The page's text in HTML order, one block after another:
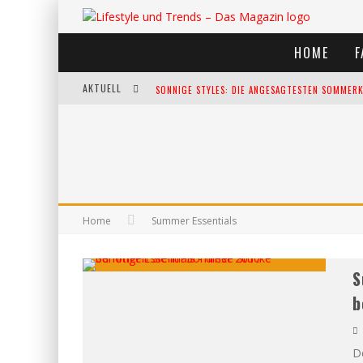
HOME
AKTUELL SONNIGE STYLES: DIE ANGESAGTESTEN
Home Summer Essentials